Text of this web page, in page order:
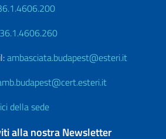
ambasciata.budapest@esteri.it
della sede
alla nostra Newsletter